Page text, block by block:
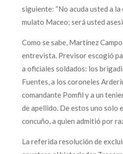
siguiente: “No acuda usted a
mulato Maceo; será usted
Como se sabe, Martínez
entrevista. Previsor escogió
a oficiales soldados: los
Fuentes, a los coroneles
comandante Pomfil y a un
de apellido. De estos uno solo
concuño, a quien admitió por
La referida resolución de